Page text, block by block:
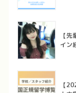
【
イン
【